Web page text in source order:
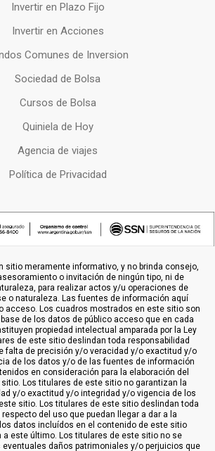
Invertir en Plazo Fijo
Invertir en Acciones
Comunes de Inversion
Sociedad de Bolsa
Cursos de Bolsa
Quiniela de Hoy
Agencia de viajes
Política de Privacidad
sitio meramente informativo, y no brinda consejo,
o invitación de ningún tipo, ni de
para realizar actos y/u operaciones de
o naturaleza. Las fuentes de información aquí
acceso. Los cuadros mostrados en este sitio son
de los datos de público acceso que en cada
propiedad intelectual amparada por la Ley
de este sitio deslindan toda responsabilidad
falta de precisión y/o veracidad y/o exactitud y/o
de los datos y/o de las fuentes de información
en consideración para la elaboración del
Los titulares de este sitio no garantizan la
y/o exactitud y/o integridad y/o vigencia de los
sitio. Los titulares de este sitio deslindan toda
del uso que puedan llegar a dar a la
datos incluídos en el contenido de este sitio
a este último. Los titulares de este sitio no se
eventuales daños patrimoniales y/o perjuicios que